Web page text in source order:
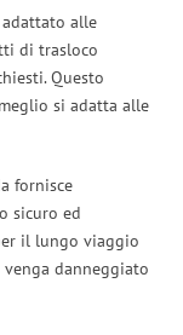
adattato alle
di trasloco
Questo
si adatta alle
fornisce
sicuro ed
il lungo viaggio
venga danneggiato